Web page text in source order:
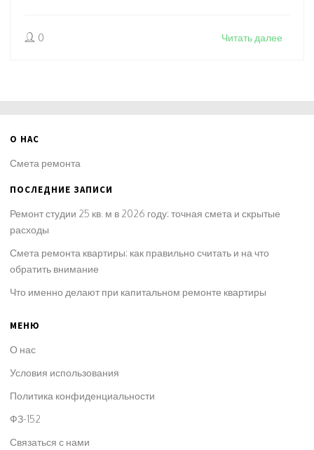
свои задачи и не попасться на лишние траты. Узнаете, как
0 Читать далее
О НАС
Смета ремонта
ПОСЛЕДНИЕ ЗАПИСИ
Ремонт студии 25 кв. м в 2026 году: точная смета и скрытые
расходы
Смета ремонта квартиры: как правильно считать и на что
обратить внимание
Что именно делают при капитальном ремонте квартиры
МЕНЮ
О нас
Условия использования
Политика конфиденциальности
ФЗ-152
Связаться с нами